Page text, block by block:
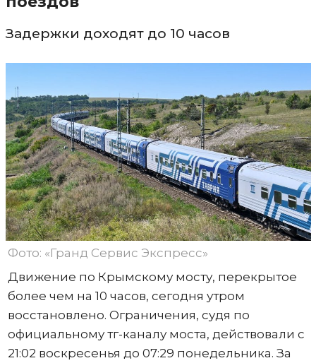
Задержки доходят до 10 часов
Фото: «Гранд Сервис Экспресс»
Движение по Крымскому мосту, перекрытое
более чем на 10 часов, сегодня утром
восстановлено. Ограничения, судя по
официальному тг-каналу моста, действовали с
21:02 воскресенья до 07:29 понедельника. За